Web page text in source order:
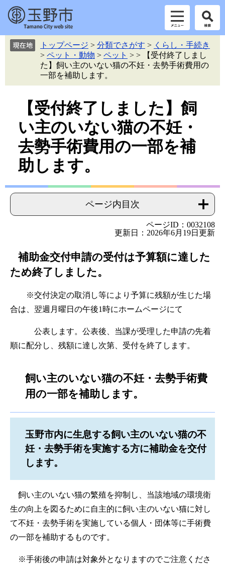
トップページ > 分類でさがす > くらし・手続き
> ペット・動物 > ペット > >
【受付終了しまし
た】飼い主のいない猫の不妊・去勢手術費用の
一部を補助します。
【受付終了しました】飼
い主のいない猫の不妊・
去勢手術費用の一部を補
助します。
ページ内目次
ページID：0032108
更新日：2026年6月19日更新
補助金交付申請の受付は予算額に達した
ため終了しました。
※交付決定の取消し等により予算に残額が生じた場
合は、翌週月曜日の午後1時にホームページにて
公表します。公表後、当課が受理した申請の先着
順に配分し、残額に達し次第、受付を終了します。
飼い主のいない猫の不妊・去勢手術費
用の一部を補助します。
玉野市内に生息する飼い主のいない猫の不
妊・去勢手術を実施する方に補助金を交付
します。
飼い主のいない猫の繁殖を抑制し、当該地域の環境衛
生の向上を図るために自主的に飼い主のいない猫に対し
て不妊・去勢手術を実施している個人・団体等に手術費
の一部を補助するものです。
※手術後の申請は対象外となりますのでご注意くださ